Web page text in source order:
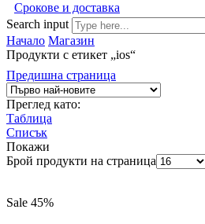
Срокове и доставка
Search input
Начало Магазин
Продукти с етикет „ios“
Предишна страница
Преглед като:
Таблица
Списък
Покажи
Брой продукти на страница
Sale 45%